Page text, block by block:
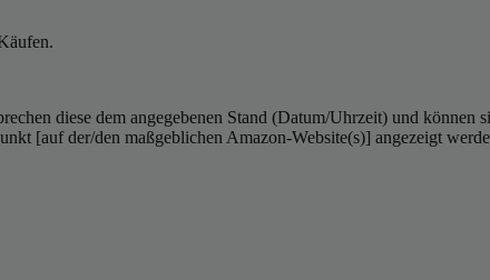
diese dem angegebenen Stand (Datum/Uhrzeit) und
[auf der/den maßgeblichen Amazon-Website(s)] angezeigt